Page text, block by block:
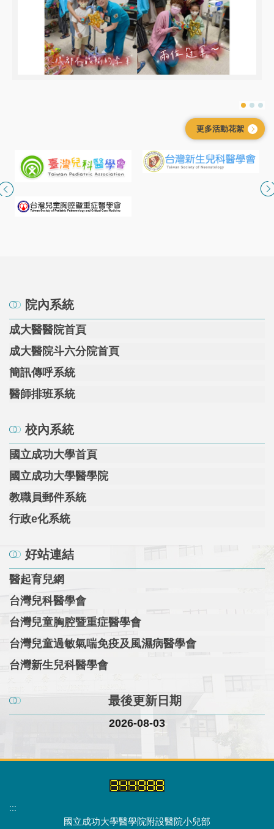
更多活動花絮
院內系統
成大醫醫院首頁
成大醫院斗六分院首頁
簡訊傳呼系統
醫師排班系統
校內系統
國立成功大學首頁
國立成功大學醫學院
教職員郵件系統
行政e化系統
好站連結
醫起育兒網
台灣兒科醫學會
台灣兒童胸腔暨重症醫學會
台灣兒童過敏氣喘免疫及風濕病醫學會
台灣新生兒科醫學會
最後更新日期
2026-08-03
:::
國立成功大學醫學院附設醫院小兒部